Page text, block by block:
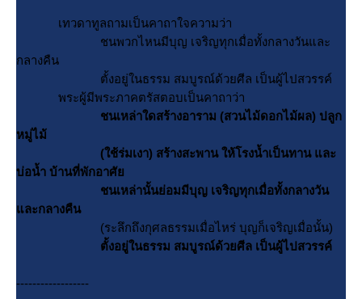
เทวดาทูลถามเป็นคาถาใจความว่า
ชนพวกไหนมีบุญ เจริญทุกเมื่อทั้งกลางวันและ
กลางคืน
ตั้งอยู่ในธรรม สมบูรณ์ด้วยศีล เป็นผู้ไปสวรรค์
พระผู้มีพระภาคตรัสตอบเป็นคาถาว่า
ชนเหล่าใดสร้างอาราม (สวนไม้ดอกไม้ผล) ปลูก
หมู่ไม้
(ใช้ร่มเงา) สร้างสะพาน ให้โรงน้ำเป็นทาน และ
บ่อน้ำ บ้านที่พักอาศั
ชนเหล่านั้นย่อมมีบุญ เจริญทุกเมื่อทั้งกลางวัน
ละกลางคืน
(ระลึกถึงกุศลธรรมเมื่อไหร่ บุญก็เจริญเมื่อนั้น)
ตั้งอยู่ในธรรม สมบูรณ์ด้วยศีล เป็นผู้ไปสวรรค์
------------------